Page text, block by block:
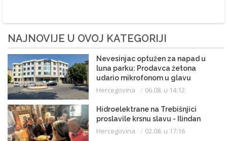
NAJNOVIJE U OVOJ KATEGORIJI
Nevesinjac optužen za napad u
luna parku: Prodavca žetona
udario mikrofonom u glavu
Hercegovina 06.08. u 14:12
Hidroelektrane na Trebišnjici
proslavile krsnu slavu - Ilindan
Hercegovina 02.08. u 17:16